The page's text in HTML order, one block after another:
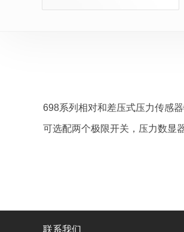
698系列相对和差压式压力传感
可选配两个极限开关，压力数显
联系我们